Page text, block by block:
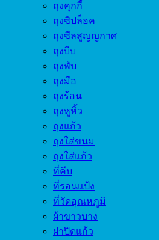
ถุงคุกกี้
ถุงซิปล็อค
ถุงซีลสูญญกาศ
ถุงบีบ
ถุงพับ
ถุงมือ
ถุงร้อน
ถุงหูหิ้ว
ถุงแก้ว
ถุงใส่ขนม
ถุงใส่แก้ว
ที่คีบ
ที่รอนแป้ง
ที่วัดอุณหภูมิ
ผ้าขาวบาง
ฝาปิดแก้ว